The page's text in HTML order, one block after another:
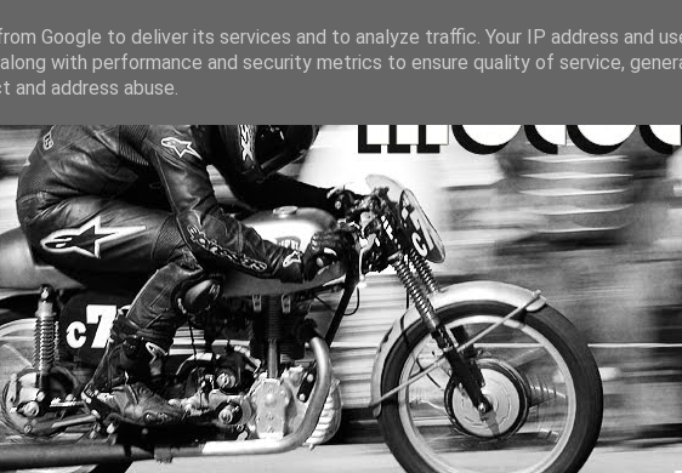
Google to deliver its services and to analyze traffic. Your IP address and
with performance and security metrics to ensure quality of service,
address abuse.